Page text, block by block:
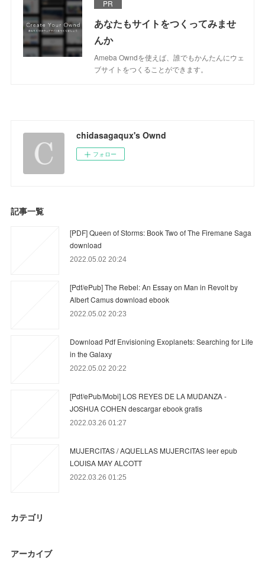
PR
あなたもサイトをつくってみませ
んか
Ameba Owndを使えば、誰でもかんたんにウェ
ブサイトをつくることができます。
chidasagaqux's Ownd
フォロー
記事一覧
[PDF] Queen of Storms: Book Two of The Firemane Saga
download
2022.05.02 20:24
[Pdf/ePub] The Rebel: An Essay on Man in Revolt by
Albert Camus download ebook
2022.05.02 20:23
Download Pdf Envisioning Exoplanets: Searching for Life
in the Galaxy
2022.05.02 20:22
[Pdf/ePub/Mobi] LOS REYES DE LA MUDANZA -
JOSHUA COHEN descargar ebook gratis
2022.03.26 01:27
MUJERCITAS / AQUELLAS MUJERCITAS leer epub
LOUISA MAY ALCOTT
2022.03.26 01:25
カテゴリ
アーカイブ